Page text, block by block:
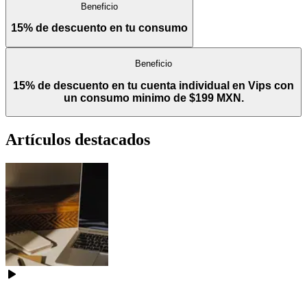
Beneficio
15% de descuento en tu consumo
Beneficio
15% de descuento en tu cuenta individual en Vips con
un consumo minimo de $199 MXN.
Artículos destacados